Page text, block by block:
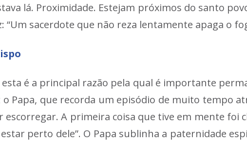
lá. Proximidade. Estejam próximos do santo
“Um sacerdote que não reza lentamente apaga o
é a principal razão pela qual é importante
Papa, que recorda um episódio de muito tempo
escorregar. A primeira coisa que tive em mente
perto dele”. O Papa sublinha a paternidade